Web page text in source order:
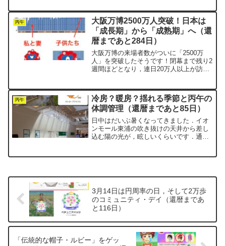
ちが小さかった頃は，前日の夜に妻と二
人で，こっそり枕元にプ...
丙午
大阪万博2500万人突破！日本は
「成長期」から「成熟期」へ（還
暦まであと284日）
大阪万博の来場者数がついに「2500万
人」を突破したそうです！閉幕まで残り2
週間ほどとなり，連日20万人以上が訪れ
り．そんな中，うちの子たちも果敢に大
阪へ出かけていきま...
丙午
冷房？暖房？揺れる季節と丙午の
体調管理（還暦まであと85日）
日中はだいぶ暑くなってきました．イオ
ンモール東浦の吹き抜けの天井から差し
込む陽の光が，眩しいくらいです．通路
3月14日は円周率の日，そして2万歩
のコミュニティ・デイ（還暦まであ
と116日）
「伝統的な帽子・ルビー」をゲッ